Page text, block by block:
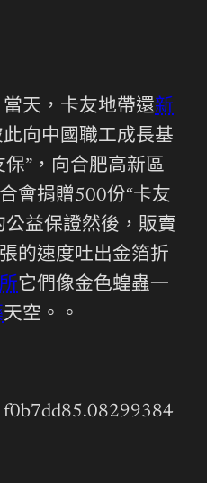
天，卡友地帶還新
向中國職工成長基
”，向合肥高新區
會捐贈500份“卡友
公益保證然後，販賣
的速度吐出金箔折
它們像金色蝗蟲一
天空。。